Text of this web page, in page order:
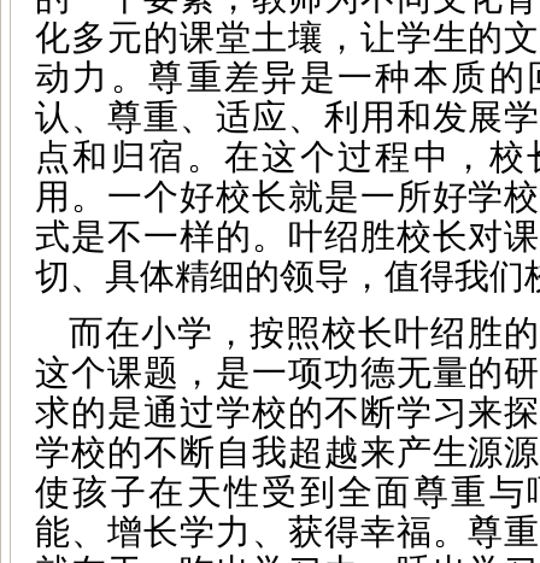
化多元的课堂土壤，让学生的
动力。尊重差异是一种本质的
认、尊重、适应、利用和发展
点和归宿。在这个过程中，
用。一个好校长就是一所好学
式是不一样的。叶绍胜校长对
切、具体精细的领导，值得我们
而在小学，按照校长叶绍胜
这个课题，是一项功德无量的
求的是通过学校的不断学习来
学校的不断自我超越来产生源
使孩子在天性受到全面尊重与
能、增长学力、获得幸福。尊